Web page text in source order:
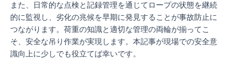
また、日常的な点検と記録管理を通じてロープの状態を継続
的に監視し、劣化の兆候を早期に発見することが事故防止に
つながります。荷重の知識と適切な管理の両輪が揃ってこ
そ、安全な吊り作業が実現します。本記事が現場での安全意
識向上に少しでも役立てば幸いです。